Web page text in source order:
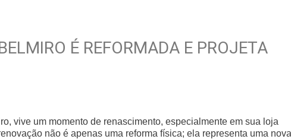
É REFORMADA E PROJETA
vive um momento de renascimento, especialmente em sua loja
não é apenas uma reforma física; ela representa uma nova